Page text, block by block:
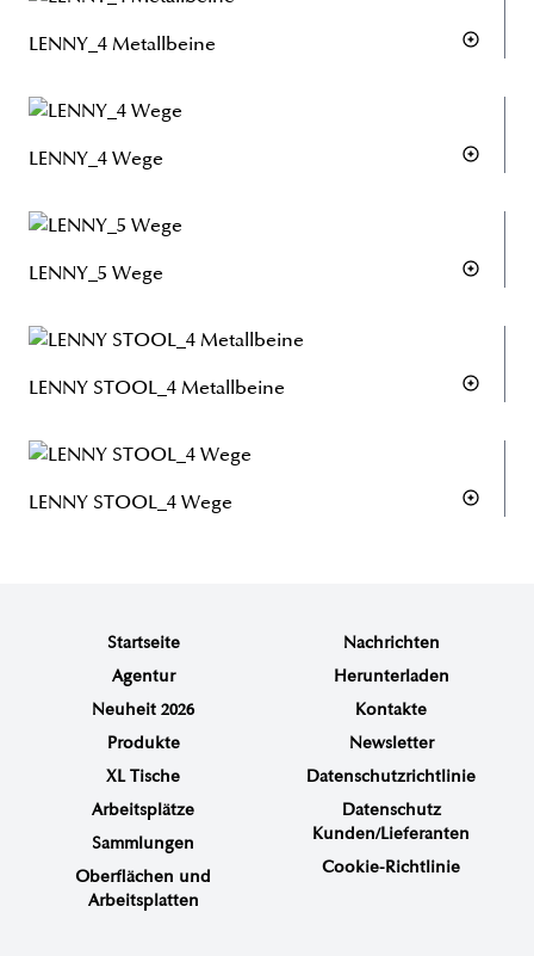
LENNY_4 Metallbeine
LENNY_4 Wege
LENNY_5 Wege
LENNY STOOL_4 Metallbeine
LENNY STOOL_4 Wege
Startseite
Agentur
Neuheit 2026
Produkte
XL Tische
Arbeitsplätze
Sammlungen
Oberflächen und
Arbeitsplatten
Nachrichten
Herunterladen
Kontakte
Newsletter
Datenschutzrichtlinie
Datenschutz
Kunden/Lieferanten
Cookie-Richtlinie